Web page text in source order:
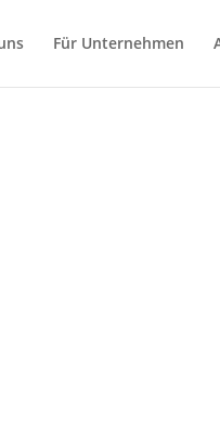
Für Unternehmen